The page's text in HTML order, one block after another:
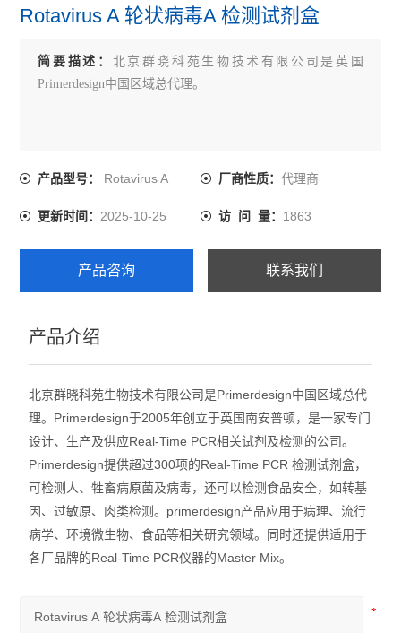
Rotavirus A 轮状病毒A 检测试剂盒
简要描述： 北京群晓科苑生物技术有限公司是英国
Primerdesign中国区域总代理。
产品型号： Rotavirus A 厂商性质： 代理商
更新时间：2025-10-25 访 问 量： 1863
产品咨询 联系我们
产品介绍
北京群晓科苑生物技术有限公司是Primerdesign中国区域总代
理。Primerdesign于2005年创立于英国南安普顿，是一家专门
设计、生产及供应Real-Time PCR相关试剂及检测的公司。
Primerdesign提供超过300项的Real-Time PCR 检测试剂盒，
可检测人、牲畜病原菌及病毒，还可以检测食品安全，如转基
因、过敏原、肉类检测。primerdesign产品应用于病理、流行
病学、环境微生物、食品等相关研究领域。同时还提供适用于
各厂品牌的Real-Time PCR仪器的Master Mix。